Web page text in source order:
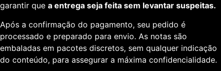
garantir que a entrega seja feita sem levantar suspeitas.
Após a confirmação do pagamento, seu pedido é
processado e preparado para envio. As notas são
embaladas em pacotes discretos, sem qualquer indicação
do conteúdo, para assegurar a máxima confidencialidade.